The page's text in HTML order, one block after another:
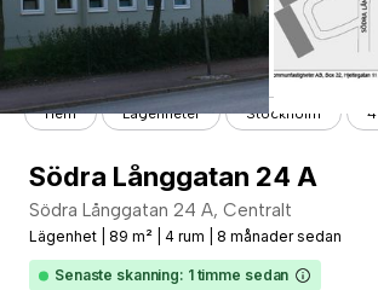
Hem Lägenheter Stockholm 4
Södra Långgatan 24 A
Södra Långgatan 24 A, Centralt
Lägenhet 89 m² 4 rum 8 månader sedan
Senaste skanning: 1 timme sedan